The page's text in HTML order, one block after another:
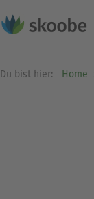
Du bist hier: Home